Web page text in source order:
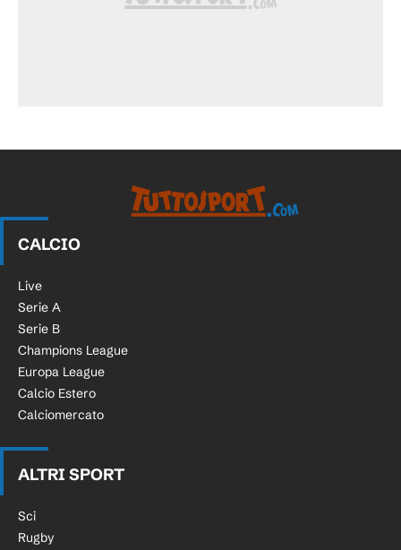
CALCIO
Live
Serie A
Serie B
Champions League
Europa League
Calcio Estero
Calciomercato
ALTRI SPORT
Sci
Rugby